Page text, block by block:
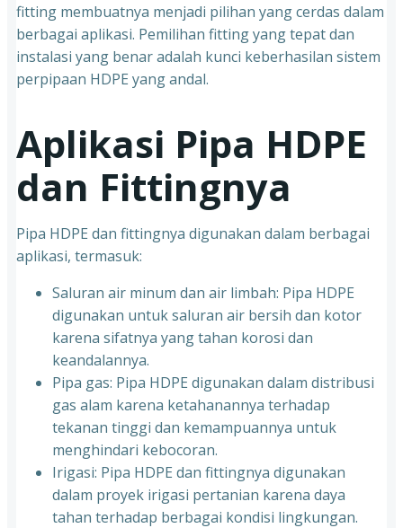
fitting membuatnya menjadi pilihan yang cerdas dalam
berbagai aplikasi. Pemilihan fitting yang tepat dan
instalasi yang benar adalah kunci keberhasilan sistem
perpipaan HDPE yang andal.
Aplikasi Pipa HDPE
dan Fittingnya
Pipa HDPE dan fittingnya digunakan dalam berbagai
aplikasi, termasuk:
Saluran air minum dan air limbah: Pipa HDPE
digunakan untuk saluran air bersih dan kotor
karena sifatnya yang tahan korosi dan
keandalannya.
Pipa gas: Pipa HDPE digunakan dalam distribusi
gas alam karena ketahanannya terhadap
tekanan tinggi dan kemampuannya untuk
menghindari kebocoran.
Irigasi: Pipa HDPE dan fittingnya digunakan
dalam proyek irigasi pertanian karena daya
tahan terhadap berbagai kondisi lingkungan.